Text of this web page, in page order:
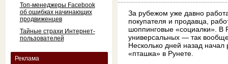
Топ-менеджеры Facebook
об ошибках начинающих
продвиженцев
Тайные страхи Интернет-
пользователей
Реклама
За рубежом уже давно
покупателя и продавца,
шоппинговые «социалки». В
универсальных — так
Несколько дней назад
«пташка» в Рунете.